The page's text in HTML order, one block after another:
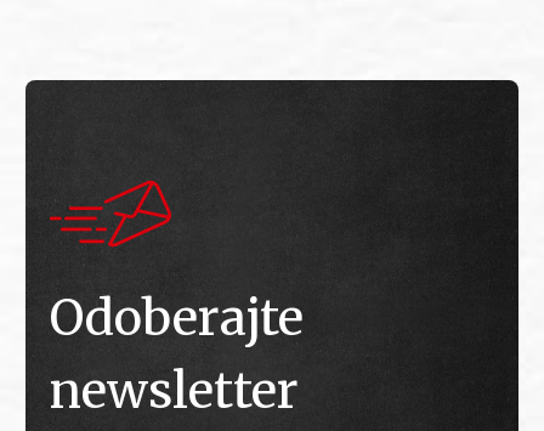
Odoberajte
newsletter